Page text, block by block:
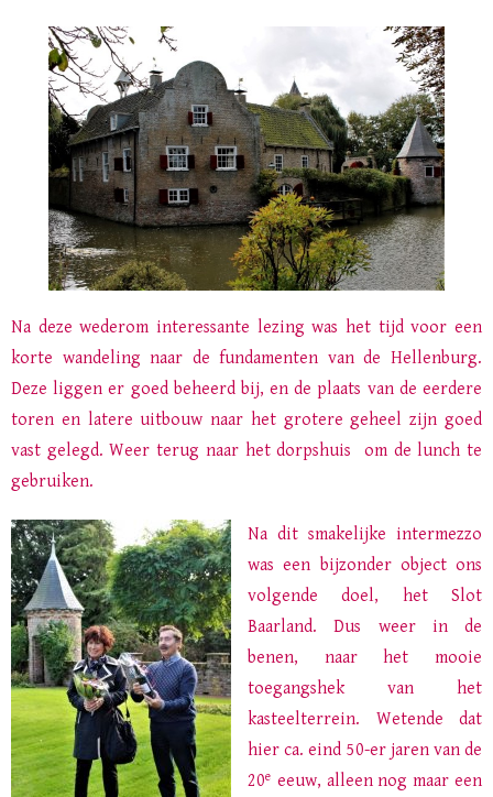
Na deze wederom interessante lezing was het tijd voor een
korte wandeling naar de fundamenten van de Hellenburg.
Deze liggen er goed beheerd bij, en de plaats van de eerdere
toren en latere uitbouw naar het grotere geheel zijn goed
vast gelegd. Weer terug naar het dorpshuis om de lunch te
gebruiken.
Na dit smakelijke intermezzo
was een bijzonder object ons
volgende doel, het Slot
Baarland. Dus weer in de
benen, naar het mooie
toegangshek van het
kasteelterrein. Wetende dat
hier ca. eind 50-er jaren van de
20e eeuw, alleen nog maar een